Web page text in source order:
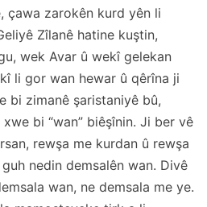
çawa zarokên kurd yên li
Zîlanê hatine kuştin,
wek Avar û wekî gelekan
li gor wan hewar û qêrîna ji
bi zimanê şaristaniyê bû,
bi “wan” biêşînin. Ji ber vê
rewşa me kurdan û rewşa
nedin demsalên wan. Divê
wan, ne demsala me ye.